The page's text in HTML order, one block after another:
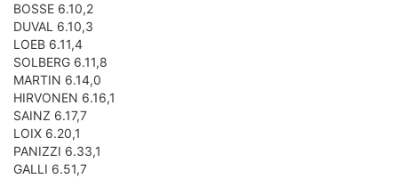
BOSSE 6.10,2
DUVAL 6.10,3
LOEB 6.11,4
SOLBERG 6.11,8
MARTIN 6.14,0
HIRVONEN 6.16,1
SAINZ 6.17,7
LOIX 6.20,1
PANIZZI 6.33,1
GALLI 6.51,7